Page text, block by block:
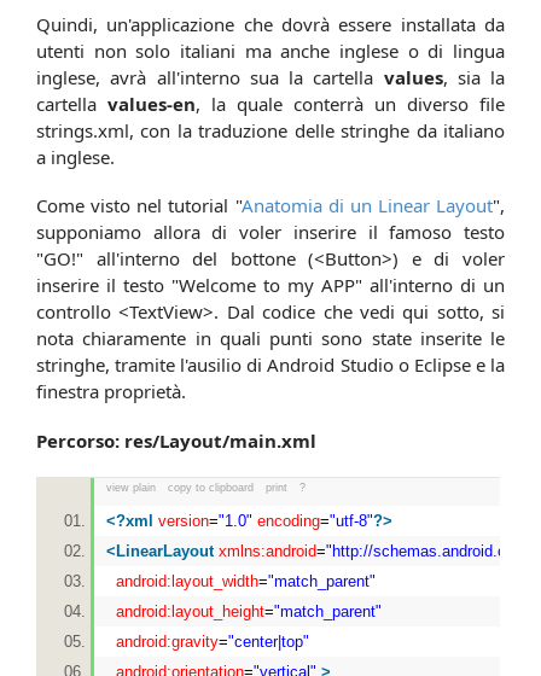
Quindi, un'applicazione che dovrà essere installata da
utenti non solo italiani ma anche inglese o di lingua
inglese, avrà all'interno sua la cartella values, sia la
cartella values-en, la quale conterrà un diverso file
strings.xml, con la traduzione delle stringhe da italiano
a inglese.
Come visto nel tutorial "Anatomia di un Linear Layout",
supponiamo allora di voler inserire il famoso testo
"GO!" all'interno del bottone (<Button>) e di voler
inserire il testo "Welcome to my APP" all'interno di un
controllo <TextView>. Dal codice che vedi qui sotto, si
nota chiaramente in quali punti sono state inserite le
stringhe, tramite l'ausilio di Android Studio o Eclipse e la
finestra proprietà.
Percorso: res/Layout/main.xml
view plain copy to clipboard print ?
<?xml version="1.0" encoding="utf-8"?>
< LinearLayout xmlns:android="http://schemas.android.com/
android:layout_width="match_parent"
android:layout_height="match_parent"
android:gravity="center|top"
android:orientation="vertical" >